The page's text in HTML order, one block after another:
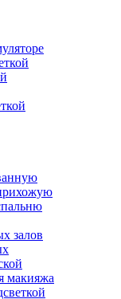
залов
макияжа